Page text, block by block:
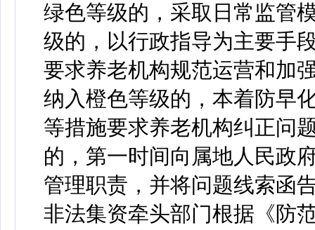
绿色等级的，采取日常监管
级的，以行政指导为主要手
要求养老机构规范运营和加
纳入橙色等级的，本着防早
等措施要求养老机构纠正问
的，第一时间向属地人民政
管理职责，并将问题线索函
非法集资牵头部门根据《防